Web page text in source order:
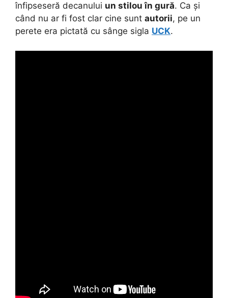
înfipseseră decanului un stilou în gură. Ca și
când nu ar fi fost clar cine sunt autorii, pe un
perete era pictată cu sânge sigla UCK.